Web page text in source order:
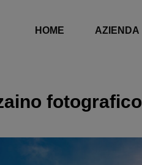
HOME AZIENDA
fotografico